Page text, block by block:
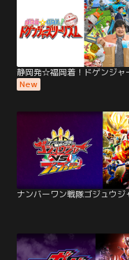
New